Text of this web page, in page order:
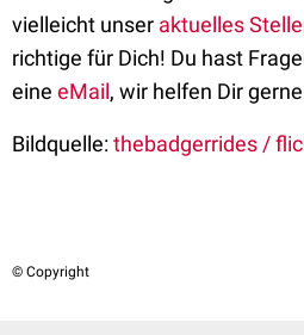
vielleicht unser aktuelles
richtige für Dich! Du hast
eine eMail, wir helfen Dir
Bildquelle:thebadgerrides /
© Copyright